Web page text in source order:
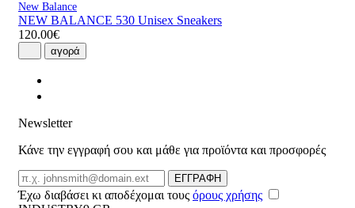
New Balance
NEW BALANCE 530 Unisex Sneakers
120.00€
αγορά
Newsletter
Κάνε την εγγραφή σου και μάθε για προϊόντα και προσφορές
Email
ΕΓΓΡΑΦΗ
Έχω διαβάσει κι αποδέχομαι τους όρους χρήσης